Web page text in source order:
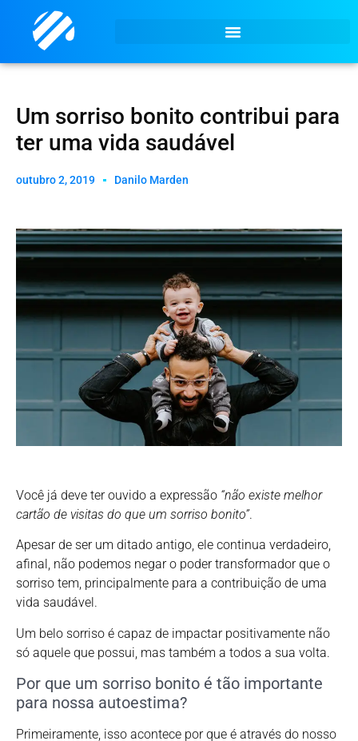
Um sorriso bonito contribui para
ter uma vida saudável
outubro 2, 2019 Danilo Marden
Você já deve ter ouvido a expressão “não existe melhor
cartão de visitas do que um sorriso bonito”.
Apesar de ser um ditado antigo, ele continua verdadeiro,
afinal, não podemos negar o poder transformador que o
sorriso tem, principalmente para a contribuição de uma
vida saudável.
Um belo sorriso é capaz de impactar positivamente não
só aquele que possui, mas também a todos a sua volta.
Por que um sorriso bonito é tão importante
para nossa autoestima?
Primeiramente, isso acontece por que é através do nosso